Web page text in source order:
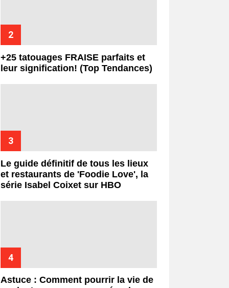
+25 tatouages ​​FRAISE parfaits et
leur signification! (Top Tendances)
Le guide définitif de tous les lieux
et restaurants de 'Foodie Love', la
série Isabel Coixet sur HBO
Astuce : Comment pourrir la vie de